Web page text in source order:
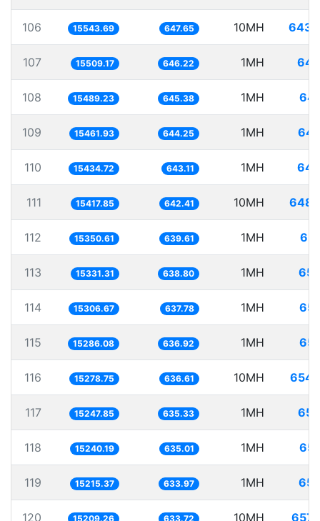
106 15543.69 647.65 10MH
107 15509.17 646.22 1MH
108 15489.23 645.38 1MH
109 15461.93 644.25 1MH
110 15434.72 643.11 1MH
111 15417.85 642.41 10MH
112 15350.61 639.61 1MH
113 15331.31 638.80 1MH
114 15306.67 637.78 1MH
115 15286.08 636.92 1MH
116 15278.75 636.61 10MH
117 15247.85 635.33 1MH
118 15240.19 635.01 1MH
119 15215.37 633.97 1MH
120 15209.26 633.72 10MH